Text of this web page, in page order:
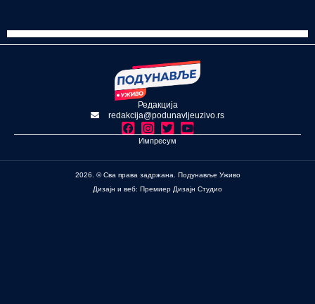
Редакција
redakcija@podunavljeuzivo.rs
Импресум
2026. © Сва права задржана. Подунавље Уживо
Дизајн и веб: Премиер Дизајн Студио